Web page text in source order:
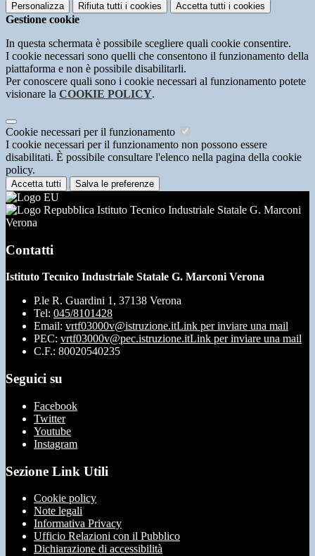
Personalizza Rifiuta tutti i cookies Accetta tutti i cookies
Gestione cookie
In questa schermata è possibile scegliere quali cookie consentire.
I cookie necessari sono quelli che consentono il funzionamento della
piattaforma e non è possibile disabilitarli.
Per conoscere quali sono i cookie necessari al funzionamento potete
visionare la COOKIE POLICY.
Cookie necessari per il funzionamento
I cookie necessari per il funzionamento non possono essere
disabilitati. È possibile consultare l'elenco nella pagina della cookie
policy.
Accetta tutti Salva le preferenze
Istituto Tecnico Industriale Statale G. Marconi
Verona
Contatti
Istituto Tecnico Industriale Statale G. Marconi Verona
P.le R. Guardini 1, 37138 Verona
Tel: 045/8101428
Email: vrtf03000v@istruzione.itLink per inviare una mail
PEC: vrtf03000v@pec.istruzione.itLink per inviare una mail
C.F.: 80020540235
Seguici su
Facebook
Twitter
Youtube
Instagram
Sezione Link Utili
Cookie policy
Note legali
Informativa Privacy
Ufficio Relazioni con il Pubblico
Dichiarazione di accessibilità